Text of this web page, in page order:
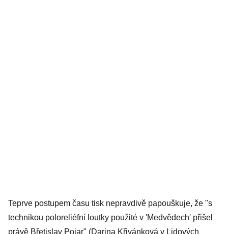
Teprve postupem času tisk nepravdivě papouškuje, že "s
technikou poloreliéfní loutky použité v 'Medvědech' přišel
právě Břetislav Pojar" (Darina Křivánková v Lidových